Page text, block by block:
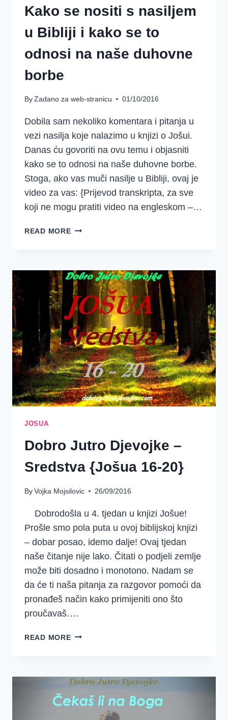
Kako se nositi s nasiljem
u Bibliji i kako se to
odnosi na naše duhovne
borbe
ByZadano za web-stranicu 01/10/2016
Dobila sam nekoliko komentara i pitanja u
vezi nasilja koje nalazimo u knjizi o Jošui.
Danas ću govoriti na ovu temu i objasniti
kako se to odnosi na naše duhovne borbe.
Stoga, ako vas muči nasilje u Bibliji, ovaj je
video za vas: {Prijevod transkripta, za sve
koji ne mogu pratiti video na engleskom –…
READ MOREKAKO
NASILJEM
U
BIBLIJI
I
KAKO
SE
TO
ODNOSI
NA
NAŠE
DUHOVNE
BORBE
JOSUA
Dobro Jutro Djevojke –
Sredstva {Jošua 16-20}
ByVojka Mojsilovic 26/09/2016
Dobrodošla u 4. tjedan u knjizi Jošue!
Prošle smo pola puta u ovoj biblijskoj knjizi
– dobar posao, idemo dalje! Ovaj tjedan
naše čitanje nije lako. Čitati o podjeli zemlje
može biti dosadno i monotono. Nadam se
da će ti naša pitanja za razgovor pomoći da
pronađeš način kako primijeniti ono što
proučavaš….
READ MOREDOBRO
SREDSTVA
{JOŠUA
16-